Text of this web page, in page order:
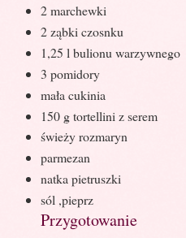
2 marchewki
2 ząbki czosnku
1,25 l bulionu warzywnego
3 pomidory
mała cukinia
150 g tortellini z serem
świeży rozmaryn
parmezan
natka pietruszki
sól ,pieprz
Przygotowanie